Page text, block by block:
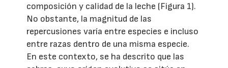
composición y calidad de la leche (Figura 1).
No obstante, la magnitud de las
repercusiones varía entre especies e incluso
entre razas dentro de una misma especie.
En este contexto, se ha descrito que las